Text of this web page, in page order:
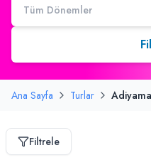
Tüm Dönemler
Ana Sayfa Turlar
Filtrele